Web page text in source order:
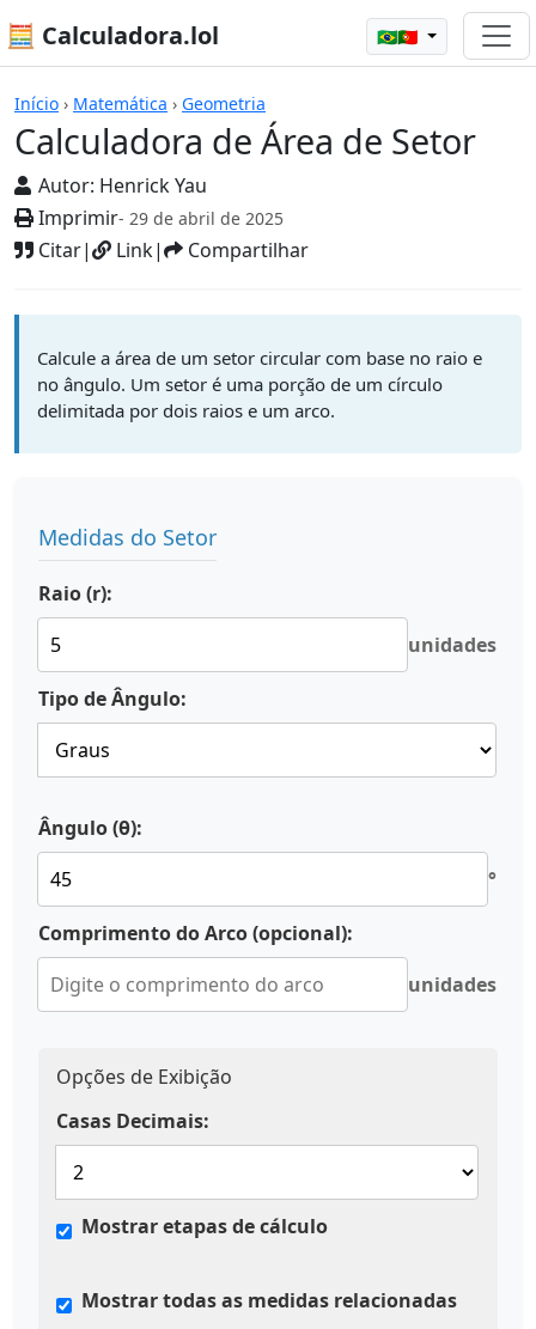
🧮 Calculadora.lol 🇧🇷🇵🇹
Início › Matemática › Geometria
Calculadora de Área de Setor
Autor: Henrick Yau
Imprimir- 29 de abril de 2025
Citar| Link| Compartilhar
Calculadoras
Calcule a área de um setor circular com base no raio e
no ângulo. Um setor é uma porção de um círculo
delimitada por dois raios e um arco.
Medidas do Setor
Raio (r):
unidades
Tipo de Ângulo:
Ângulo (θ):
°
Comprimento do Arco (opcional):
unidades
Opções de Exibição
Casas Decimais:
Mostrar etapas de cálculo
Mostrar todas as medidas relacionadas